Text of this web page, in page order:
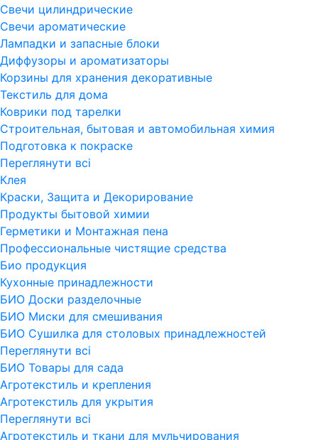
Свечи цилиндрические
Свечи ароматические
Лампадки и запасные блоки
Диффузоры и ароматизаторы
Корзины для хранения декоративные
Текстиль для дома
Коврики под тарелки
Строительная, бытовая и автомобильная химия
Подготовка к покраске
Переглянути всi
Клея
Краски, Защита и Декорирование
Продукты бытовой химии
Герметики и Монтажная пена
Профессиональные чистящие средства
Био продукция
Кухонные принадлежности
БИО Доски разделочные
БИО Миски для смешивания
БИО Сушилка для столовых принадлежностей
Переглянути всi
БИО Товары для сада
Агротекстиль и крепления
Агротекстиль для укрытия
Переглянути всi
Агротекстиль и ткани для мульчирования